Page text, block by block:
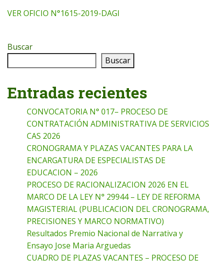
VER OFICIO N°1615-2019-DAGI
Buscar
Buscar
Entradas recientes
CONVOCATORIA N° 017– PROCESO DE
CONTRATACIÓN ADMINISTRATIVA DE SERVICIOS
CAS 2026
CRONOGRAMA Y PLAZAS VACANTES PARA LA
ENCARGATURA DE ESPECIALISTAS DE
EDUCACION – 2026
PROCESO DE RACIONALIZACION 2026 EN EL
MARCO DE LA LEY N° 29944 – LEY DE REFORMA
MAGISTERIAL (PUBLICACION DEL CRONOGRAMA,
PRECISIONES Y MARCO NORMATIVO)
Resultados Premio Nacional de Narrativa y
Ensayo Jose Maria Arguedas
CUADRO DE PLAZAS VACANTES – PROCESO DE